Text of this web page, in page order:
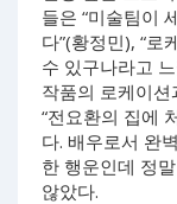
들은 “미술팀이
다”(황정민), “로
수 있구나라고
작품의 로케이션
“전요환의 집에
다. 배우로서 완
한 행운인데 정
않았다.